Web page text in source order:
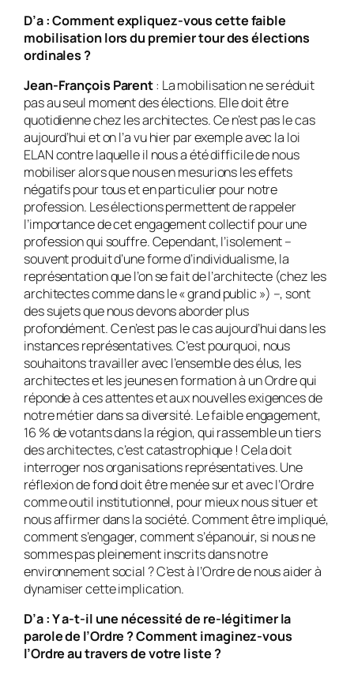
D’a: Comment expliquez-vous cette faible
mobilisation lors du premier tour des élections
ordinales ?
Jean-François Parent: La mobilisation ne se réduit
pas au seul moment des élections. Elle doit être
quotidienne chez les architectes. Ce n’est pas le cas
aujourd’hui et on l’a vu hier par exemple avec la loi
ELAN contre laquelle il nous a été difficile de nous
mobiliser alors que nous en mesurions les effets
négatifs pour tous et en particulier pour notre
profession. Les élections permettent de rappeler
l’importance de cet engagement collectif pour une
profession qui souffre. Cependant, l’isolement –
souvent produit d’une forme d’individualisme, la
représentation que l’on se fait de l’architecte (chez les
architectes comme dans le « grand public ») –, sont
des sujets que nous devons aborder plus
profondément. Ce n’est pas le cas aujourd’hui dans les
instances représentatives. C’est pourquoi, nous
souhaitons travailler avec l’ensemble des élus, les
architectes et les jeunes en formation à un Ordre qui
réponde à ces attentes et aux nouvelles exigences de
notre métier dans sa diversité. Le faible engagement,
16 % de votants dans la région, qui rassemble un tiers
des architectes, c’est catastrophique ! Cela doit
interroger nos organisations représentatives. Une
réflexion de fond doit être menée sur et avec l’Ordre
comme outil institutionnel, pour mieux nous situer et
nous affirmer dans la société. Comment être impliqué,
comment s’engager, comment s’épanouir, si nous ne
sommes pas pleinement inscrits dans notre
environnement social ? C’est à l’Ordre de nous aider à
dynamiser cette implication.
D’a: Y a-t-il une nécessité de re-légitimer la
parole de l’Ordre ? Comment imaginez-vous
l’Ordre au travers de votre liste ?